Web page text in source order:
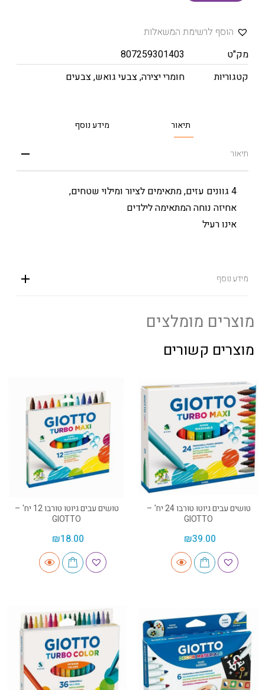
הוסף לרשימת המשאלות
מק"ט
807259301403
קטגוריות
חומרי יצירה,צבעי גואש,צבעים
תיאור מידע נוסף
תיאור
4 גוונים עזים, מתאימים לציור ומילוי שטחים,
אחיזה נוחה המתאימה לילדים
אינו רעיל
מידע נוסף
מוצרים מומלצים
מוצרים קשורים
טושים עבים גיוטו טורבו 24 יח' –
GIOTTO
₪39.00
טושים עבים גיוטו טורבו 12 יח' –
GIOTTO
₪18.00